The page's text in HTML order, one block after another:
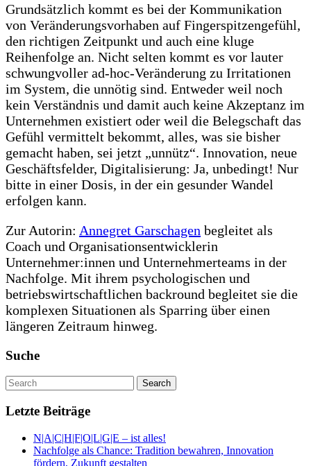
Grundsätzlich kommt es bei der Kommunikation
von Veränderungsvorhaben auf Fingerspitzengefühl,
den richtigen Zeitpunkt und auch eine kluge
Reihenfolge an. Nicht selten kommt es vor lauter
schwungvoller ad-hoc-Veränderung zu Irritationen
im System, die unnötig sind. Entweder weil noch
kein Verständnis und damit auch keine Akzeptanz im
Unternehmen existiert oder weil die Belegschaft das
Gefühl vermittelt bekommt, alles, was sie bisher
gemacht haben, sei jetzt „unnütz“. Innovation, neue
Geschäftsfelder, Digitalisierung: Ja, unbedingt! Nur
bitte in einer Dosis, in der ein gesunder Wandel
erfolgen kann.
Zur Autorin: Annegret Garschagen begleitet als
Coach und Organisationsentwicklerin
Unternehmer:innen und Unternehmerteams in der
Nachfolge. Mit ihrem psychologischen und
betriebswirtschaftlichen backround begleitet sie die
komplexen Situationen als Sparring über einen
längeren Zeitraum hinweg.
Suche
Letzte Beiträge
N|A|C|H|F|O|L|G|E – ist alles!
Nachfolge als Chance: Tradition bewahren, Innovation
fördern, Zukunft gestalten